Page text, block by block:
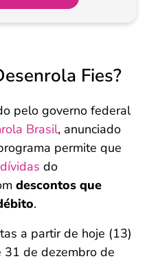
Fies?
pelo governo federal
Brasil, anunciado
permite que
do
descontos que
.
a partir de hoje (13)
de dezembro de